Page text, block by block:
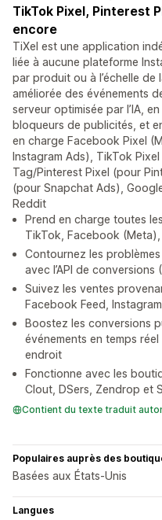
TikTok Pixel, Pinterest
encore
TiXel est une application
liée à aucune plateforme
par produit ou à l’échelle
améliorée des événements
serveur optimisée par l’IA,
bloqueurs de publicités, et
en charge Facebook Pixel
Instagram Ads), TikTok
Tag/Pinterest Pixel (pour
(pour Snapchat Ads),
Reddit
Prend en charge toutes
TikTok, Facebook
Contournez les
avec l’API de conversions
Suivez les ventes
Facebook Feed,
Boostez les conversions
événements en temps
endroit
Fonctionne avec les
Clout, DSers, Zendrop et
Contient du texte traduit
Populaires auprès des
Basées aux États-Unis
Langues